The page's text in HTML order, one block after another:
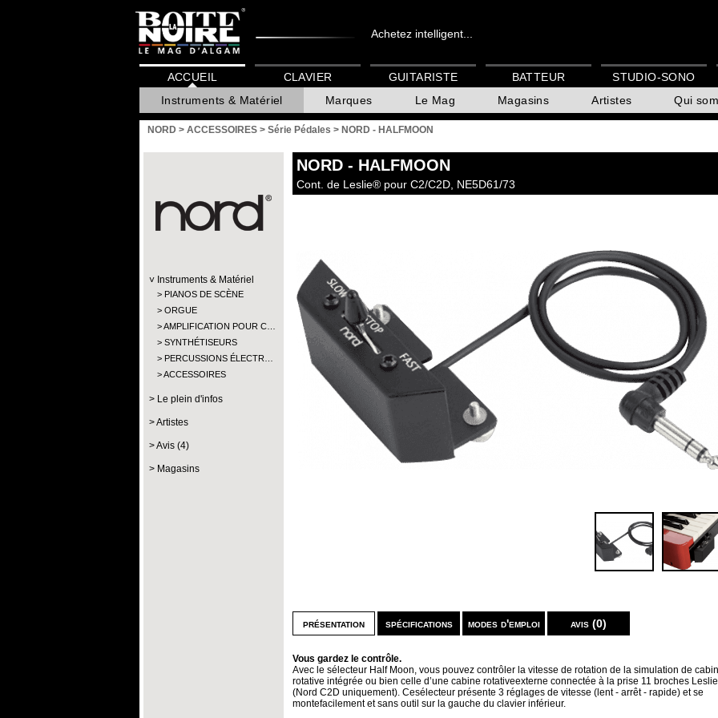
Achetez intelligent...
ACCUEIL
Instruments & Matériel
Marques Le Mag Magasins Artistes Qui
CLAVIER GUITARISTE BATTEUR STUDIO-SONO
NORD > ACCESSOIRES > Série Pédales > NORD - HALFMOON
Instruments & Matériel
PIANOS DE SCÈNE
ORGUE
AMPLIFICATION POUR C…
SYNTHÉTISEURS
PERCUSSIONS ÉLECTR…
ACCESSOIRES
Le plein d'infos
Artistes
Avis (4)
Magasins
NORD - HALFMOON
Cont. de Leslie® pour C2/C2D, NE5D61/73
présentation
Vous gardez le contrôle.
Avec le sélecteur Half Moon, vous pouvez contrôler la vitesse de rotation de la simulation de
rotative intégrée ou bien celle d’une cabine rotativeexterne connectée à la prise 11 broches Leslie
(Nord C2D uniquement). Cesélecteur présente 3 réglages de vitesse (lent - arrêt - rapide) et se
montefacilement et sans outil sur la gauche du clavier inférieur.
spécifications modes d'emploi avis (0)